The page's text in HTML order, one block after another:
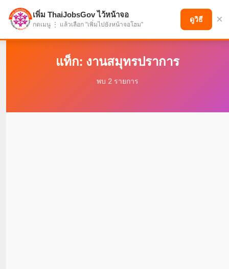
แบ่งปันโอกาส เพื่ออนาคตที่ก้าวหน้า
แท็ก: งานสมุทรปราการ
พบ 2 รายการ
เพิ่ม ThaiJobsGov ไว้หน้าจอ
กดเมนู ⋮ แล้วเลือก "เพิ่มไปยังหน้าจอโฮม"
ดูวิธี ×